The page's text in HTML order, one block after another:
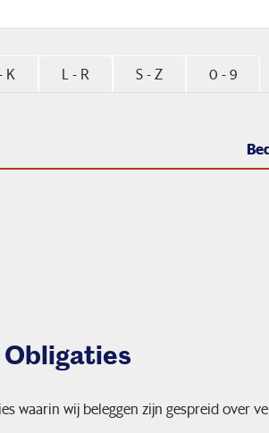
K L - R S - Z 0 - 9
Obligaties
waarin wij beleggen zijn gespreid over